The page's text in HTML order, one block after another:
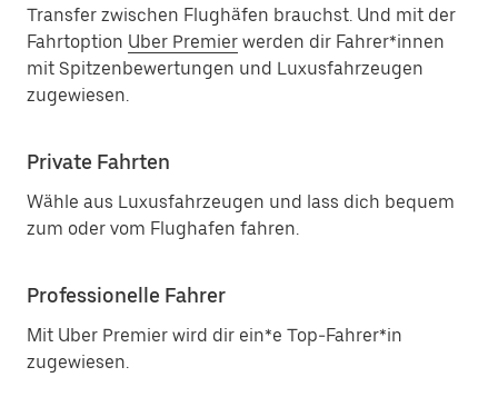
Transfer zwischen Flughäfen brauchst. Und mit der
Fahrtoption Uber Premier werden dir Fahrer*innen
mit Spitzenbewertungen und Luxusfahrzeugen
zugewiesen.
Private Fahrten
Wähle aus Luxusfahrzeugen und lass dich bequem
zum oder vom Flughafen fahren.
Professionelle Fahrer
Mit Uber Premier wird dir ein*e Top-Fahrer*in
zugewiesen.